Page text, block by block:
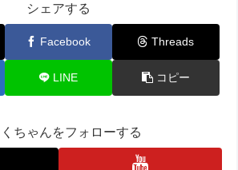
シェアする
Facebook Threads
LINE コピー
ちゃんをフォローする